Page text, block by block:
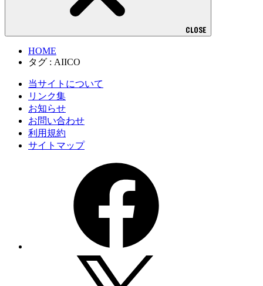
CLOSE
HOME
タグ : AIICO
当サイトについて
リンク集
お知らせ
お問い合わせ
利用規約
サイトマップ